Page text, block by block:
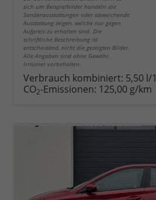
sich um Beispielbilder handeln die
Sonderausstattungen oder abweichende
Ausstattung zeigen, welche nur gegen
Aufpreis zu erhalten sind. Die
schriftliche Beschreibung ist
entscheidend, nicht die gezeigten Bilder.
Alle Angaben sind ohne Gewähr.
Irrtümer vorbehalten.
Verbrauch kombiniert: 5,50 l/
CO2-Emissionen: 125,00 g/km